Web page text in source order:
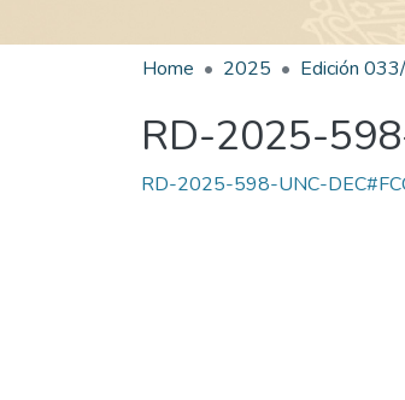
Home 2025
RD-2025-
RD-2025-598-UNC-